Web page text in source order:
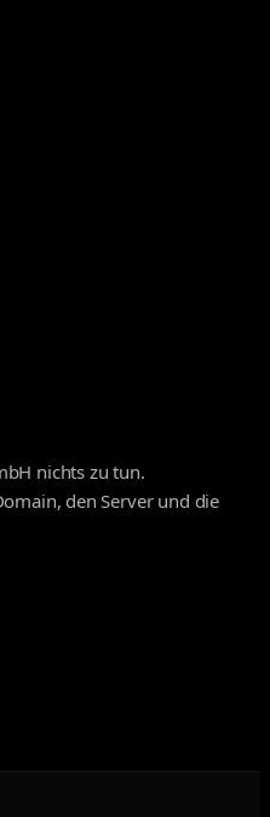
nichts zu tun.
den Server und die